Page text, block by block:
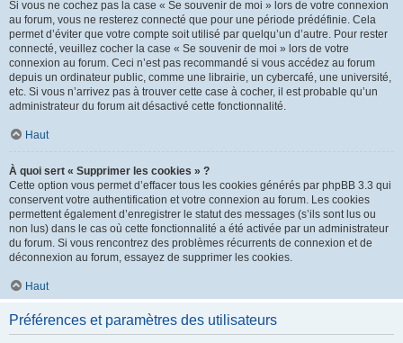
Si vous ne cochez pas la case « Se souvenir de moi » lors de votre connexion
au forum, vous ne resterez connecté que pour une période prédéfinie. Cela
permet d’éviter que votre compte soit utilisé par quelqu’un d’autre. Pour rester
connecté, veuillez cocher la case « Se souvenir de moi » lors de votre
connexion au forum. Ceci n’est pas recommandé si vous accédez au forum
depuis un ordinateur public, comme une librairie, un cybercafé, une université,
etc. Si vous n’arrivez pas à trouver cette case à cocher, il est probable qu’un
administrateur du forum ait désactivé cette fonctionnalité.
Haut
À quoi sert « Supprimer les cookies » ?
Cette option vous permet d’effacer tous les cookies générés par phpBB 3.3 qui
conservent votre authentification et votre connexion au forum. Les cookies
permettent également d’enregistrer le statut des messages (s’ils sont lus ou
non lus) dans le cas où cette fonctionnalité a été activée par un administrateur
du forum. Si vous rencontrez des problèmes récurrents de connexion et de
déconnexion au forum, essayez de supprimer les cookies.
Haut
Préférences et paramètres des utilisateurs